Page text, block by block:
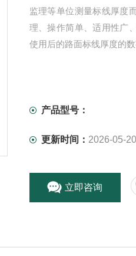
监理等单位测量标线厚度
理、操作简单、适用性广
使用后的路面标线厚度的数
产品型号：
更新时间： 2026-05-20
立即咨询